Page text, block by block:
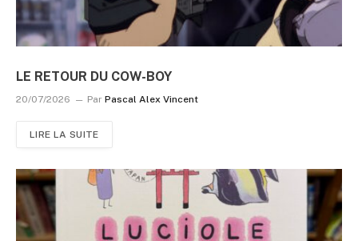
LE RETOUR DU COW-BOY
20/07/2026 Par Pascal Alex Vincent
LIRE LA SUITE